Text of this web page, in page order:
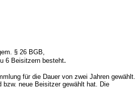
§ 26 BGB,
6 Beisitzern besteht.
für die Dauer von zwei Jahren gewählt.
neue Beisitzer gewählt hat. Die